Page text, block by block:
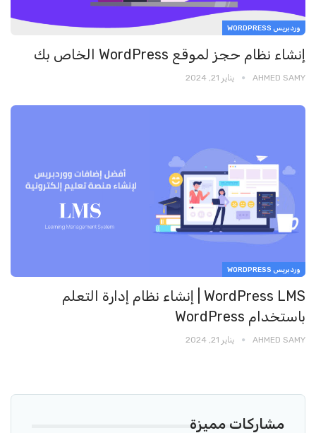
وردبريس WORDPRESS
إنشاء نظام حجز لموقع WordPress الخاص بك
AHMED SAMY يناير 21, 2024
وردبريس WORDPRESS
WordPress LMS | إنشاء نظام إدارة التعلم
باستخدام WordPress
AHMED SAMY يناير 21, 2024
مشاركات مميزة